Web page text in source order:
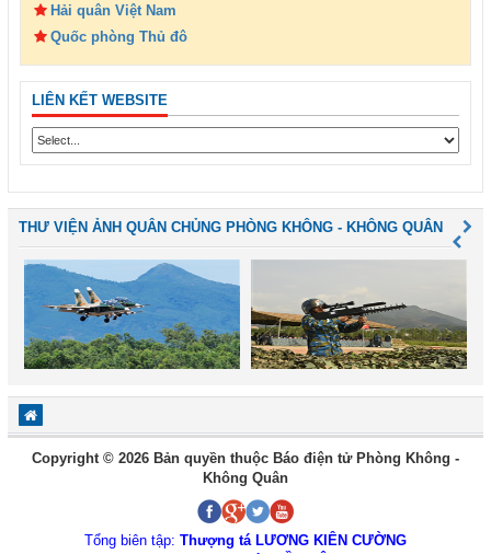
Hải quân Việt Nam
Quốc phòng Thủ đô
LIÊN KẾT WEBSITE
THƯ VIỆN ẢNH QUÂN CHỦNG PHÒNG KHÔNG - KHÔNG QUÂN
Copyright © 2026 Bản quyền thuộc Báo điện tử Phòng Không -
Không Quân
Tổng biên tập: Thượng tá LƯƠNG KIÊN CƯỜNG